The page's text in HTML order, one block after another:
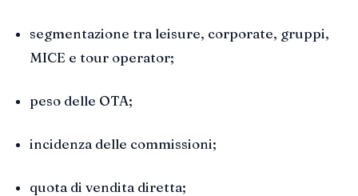
segmentazione tra leisure, corporate, gruppi,
MICE e tour operator;
peso delle OTA;
incidenza delle commissioni;
quota di vendita diretta;